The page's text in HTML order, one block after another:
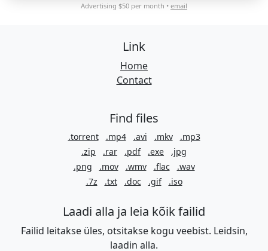
Advertising $50 per month • email
Link
Home
Contact
Find files
.torrent .mp4 .avi .mkv
.mp3
.zip
.rar .pdf .exe
.jpg
.png
.mov .wmv .flac
.wav
.7z
.txt .doc .gif .iso
Laadi alla ja leia kõik failid
Failid leitakse üles, otsitakse kogu veebist. Leidsin,
laadin alla.